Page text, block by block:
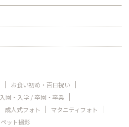
お食い初め・百日祝い
入園・入学 / 卒園・卒業
成人式フォト
マタニティフォト
ペット撮影